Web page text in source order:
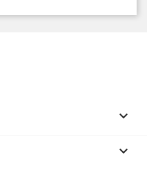

